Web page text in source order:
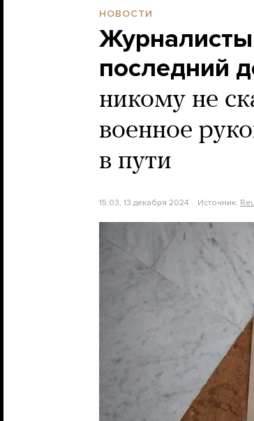
НОВОСТИ
последний
никому не
военное
в пути
15:03, 13 декабря 2024 Источник: